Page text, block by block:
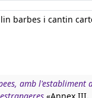
barbes i cantin
amb l'establiment